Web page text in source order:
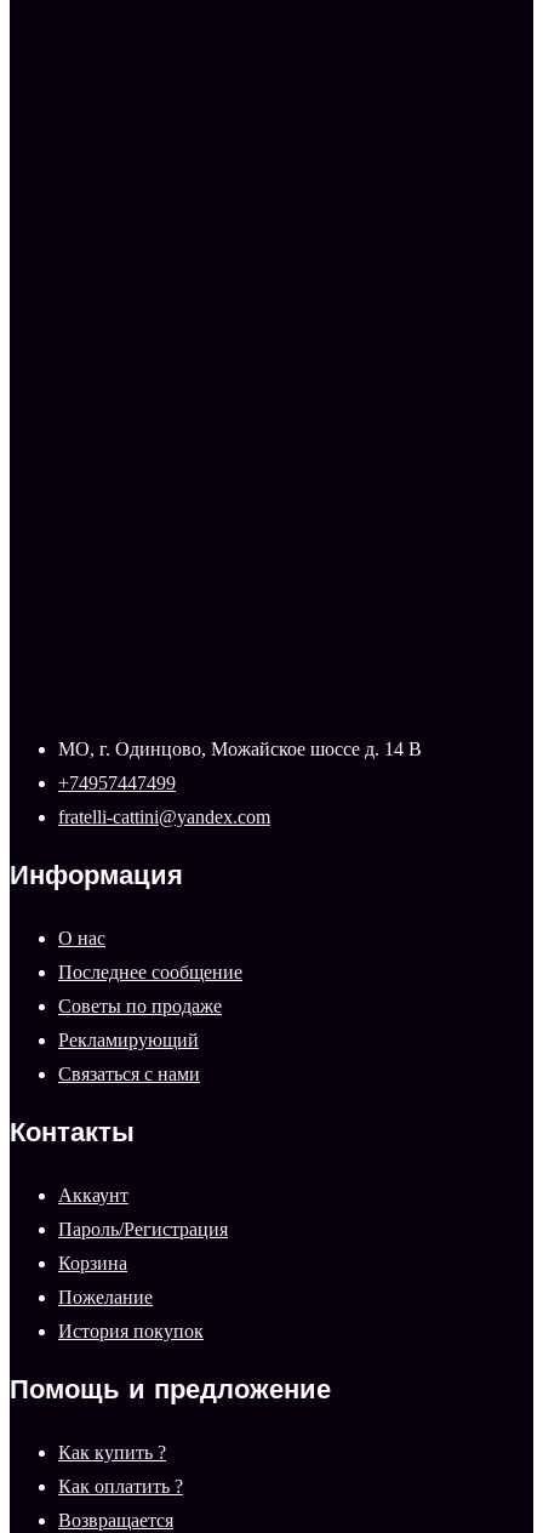
МО, г. Одинцово, Можайское шоссе д. 14 В
+74957447499
fratelli-cattini@yandex.com
Информация
О нас
Последнее сообщение
Советы по продаже
Рекламирующий
Связаться с нами
Контакты
Аккаунт
Пароль/Регистрация
Корзина
Пожелание
История покупок
Помощь и предложение
Как купить ?
Как оплатить ?
Возвращается